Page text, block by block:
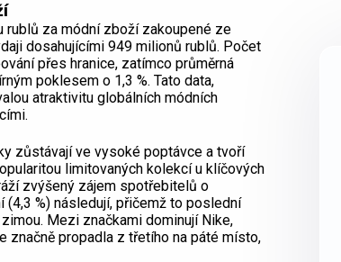
rublů za módní zboží zakoupené ze
dosahujícími 949 milionů rublů. Počet
přes hranice, zatímco průměrná
poklesem o 1,3 %. Tato data,
atraktivitu globálních módních
zůstávají ve vysoké poptávce a tvoří
limitovaných kolekcí u klíčových
zvýšený zájem spotřebitelů o
%) následují, přičemž to poslední
Mezi značkami dominují Nike,
značně propadla z třetího na páté místo,